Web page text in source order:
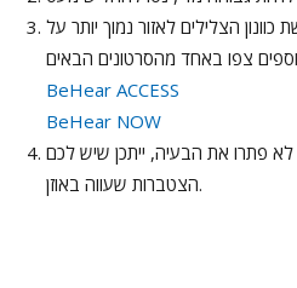
הצלילים לאזור נמוך יותר על
BeHear ACCESS
BeHear NOW
פתרו את הבעיה, ייתכן שיש לכם
הצטברות שעווה באוזן.